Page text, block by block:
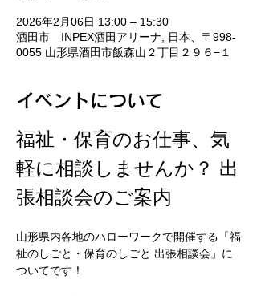
2026年2月06日 13:00 – 15:30
酒田市 INPEX酒田アリーナ, 日本、〒998-
0055 山形県酒田市飯森山２丁目２９６−１
イベントについて
福祉・保育のお仕事、気
軽に相談しませんか？ 出
張相談会のご案内
山形県内各地のハローワークで開催する「福
祉のしごと・保育のしごと 出張相談会」に
ついてです！